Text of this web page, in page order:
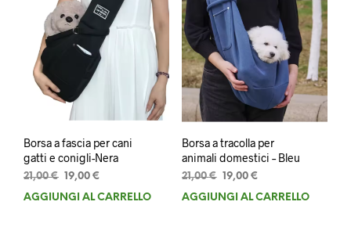
Borsa a fascia per cani
gatti e conigli-Nera
21,00€ Il
prezzo
19,00 €
prezzo
AGGIUNGI AL CARRELLO
Borsa a tracolla per
animali domestici – Bleu
21,00€ Il
prezzo
19,00 €Il
prezzo
AGGIUNGI AL CARRELLO